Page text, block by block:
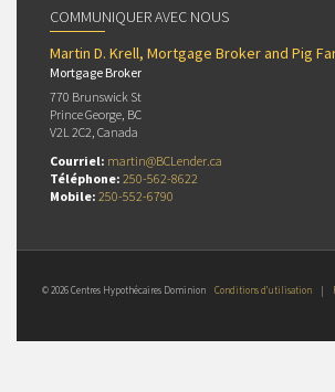
COMMUNIQUER AVEC NOUS
Martin D. Krell, Mortgage Broker and Pig
Mortgage Broker
770 Brunswick St
Prince George, BC
V2L 2C2, Canada
Courriel: martin@BCLender.ca
Téléphone: 250-562-8622
Mobile: 250-552-6790
© 2026 Centres Hypothécaires Dominion Conditions d’utilisation |